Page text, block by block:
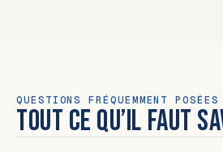
QUESTIONS FRÉQUEMMENT POSÉES
TOUT CE QU’IL FAUT